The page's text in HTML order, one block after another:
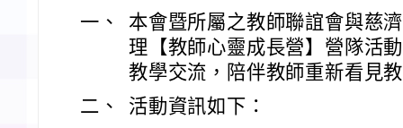
一、
本會暨所屬之教師聯誼會與慈
理【教師心靈成長營】營隊活
教學交流，陪伴教師重新看見
二、
活動資訊如下：